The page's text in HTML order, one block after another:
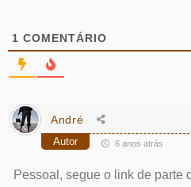
1 COMENTÁRIO
André
Autor 6 anos atrás
Pessoal, segue o link de parte